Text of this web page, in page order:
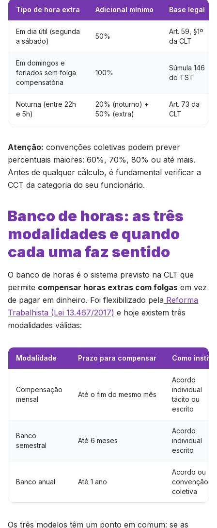
Tipo de hora extra Adicional mínimo Base legal
Em dia útil (segunda
a sábado)
50%
Art. 59, §1º
da CLT
Em domingos e
feriados sem folga
compensatória
100%
Súmula 146
do TST
Noturna (entre 22h
e 5h)
20% (noturno) +
50% (extra)
Art. 73 da
CLT
Atenção: convenções coletivas podem prever
percentuais maiores: 60%, 70%, 80% ou até mais.
Antes de qualquer cálculo, é fundamental verificar a
CCT da categoria do seu funcionário.
Banco de horas: as três
modalidades e quando
cada uma faz sentido
O banco de horas é o sistema previsto na CLT que
permite compensar horas extras com folgas em vez
de pagar em dinheiro. Foi flexibilizado pela Reforma
Trabalhista (Lei 13.467/2017) e hoje existem três
modalidades válidas:
Modalidade Prazo para compensar Como
Compensação
mensal
Até o fim do mesmo mês
Acordo
individual
tácito ou
escrito
Banco
semestral
Até 6 meses
Acordo
individual
escrito
Banco anual Até 1 ano
Acordo ou
convenção
coletiva
Os três modelos têm um ponto em comum: se as